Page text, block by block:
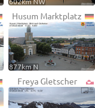
Husum Marktplatz
877km N
Freya Gletscher